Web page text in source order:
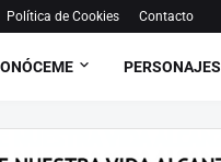
Política de Cookies Contacto
PERSONAJES